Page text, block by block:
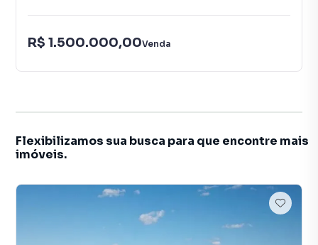
R$ 1.500.000,00Venda
Flexibilizamos sua busca para que encontre mais
imóveis.